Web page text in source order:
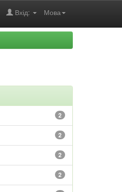
Мова
Вхід:
2
2
2
2